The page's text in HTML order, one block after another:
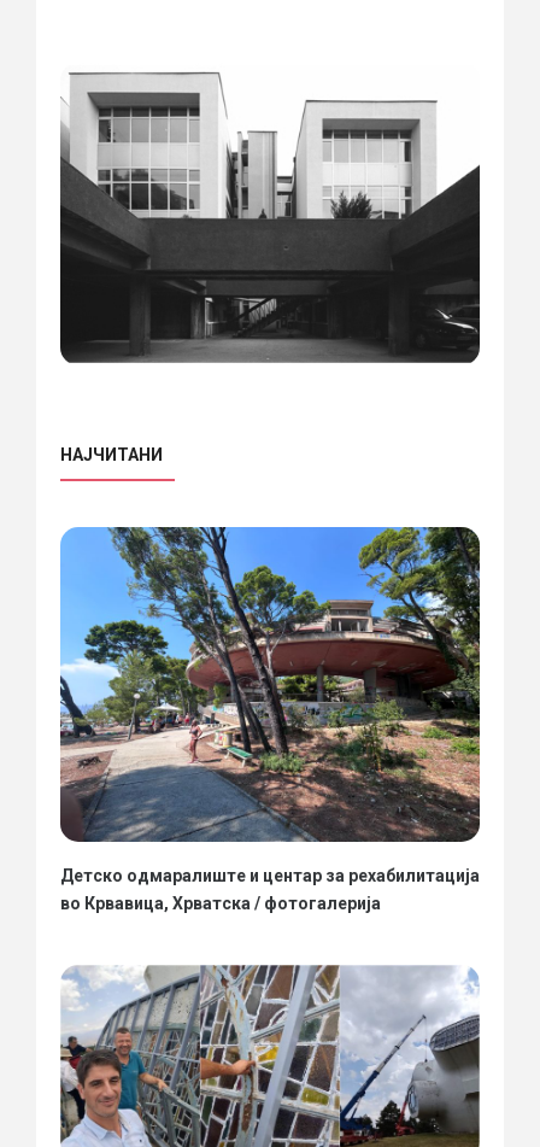
НАЈЧИТАНИ
Детско одмаралиште и центар за рехабилитација
во Крвавица, Хрватска / фотогалерија